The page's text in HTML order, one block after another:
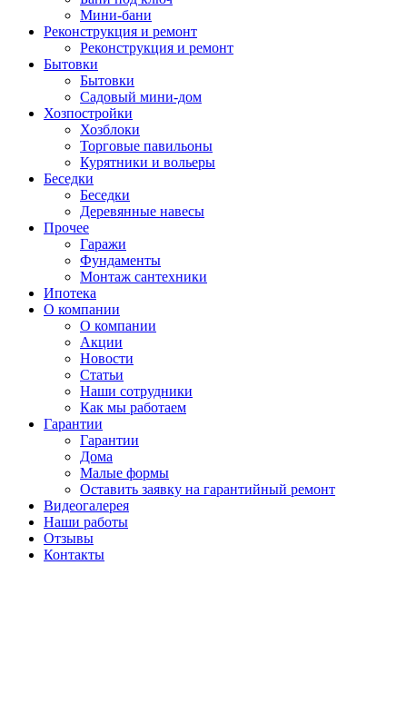
Мини-бани
Реконструкция и ремонт
Реконструкция и ремонт
Бытовки
Бытовки
Садовый мини-дом
Хозпостройки
Хозблоки
Торговые павильоны
Курятники и вольеры
Беседки
Беседки
Деревянные навесы
Прочее
Гаражи
Фундаменты
Монтаж сантехники
Ипотека
О компании
О компании
Акции
Новости
Статьи
Наши сотрудники
Как мы работаем
Гарантии
Гарантии
Дома
Малые формы
Оставить заявку на гарантийный ремонт
Видеогалерея
Наши работы
Отзывы
Контакты